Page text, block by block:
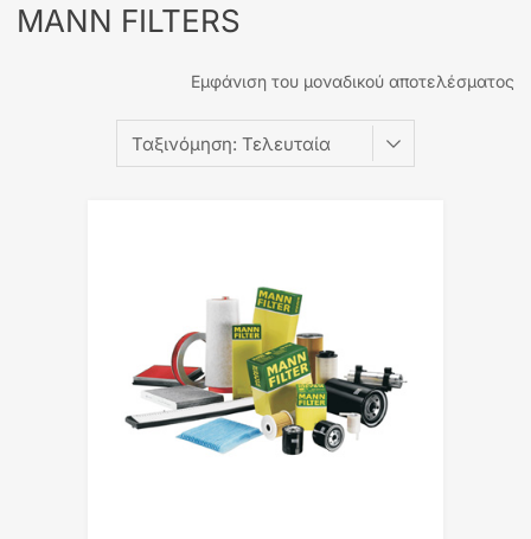
MANN FILTERS
Εμφάνιση του μοναδικού αποτελέσματος